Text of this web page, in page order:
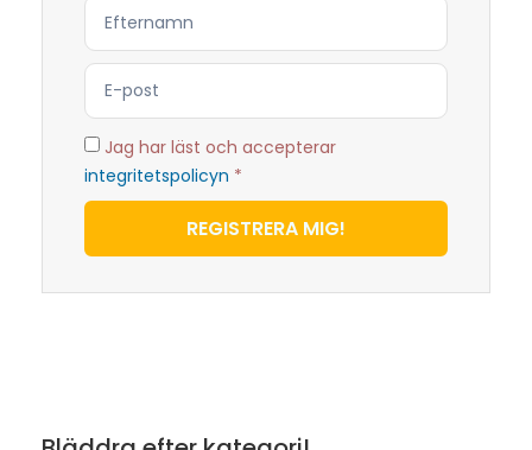
Jag har läst och accepterar
integritetspolicyn *
REGISTRERA MIG!